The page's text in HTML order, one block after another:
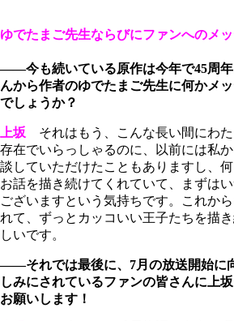
ゆでたまご先生ならびにファンへのメ
――今も続いている原作は今年で45周年
んから作者のゆでたまご先生に何かメ
でしょうか？
上坂 それはもう、こんな長い間にわ
存在でいらっしゃるのに、以前には私
談していただけたこともありますし、
お話を描き続けてくれていて、まずは
ございますという気持ちです。これか
れて、ずっとカッコいい王子たちを描
しいです。
――それでは最後に、7月の放送開始に
しみにされているファンの皆さんに上
お願いします！